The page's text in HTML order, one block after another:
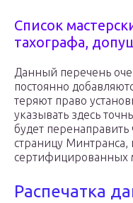
Список
тахографа,
Данный перечень
постоянно
теряют право
указывать здесь
будет
страницу Минтранса,
сертифицированных
Распечатка